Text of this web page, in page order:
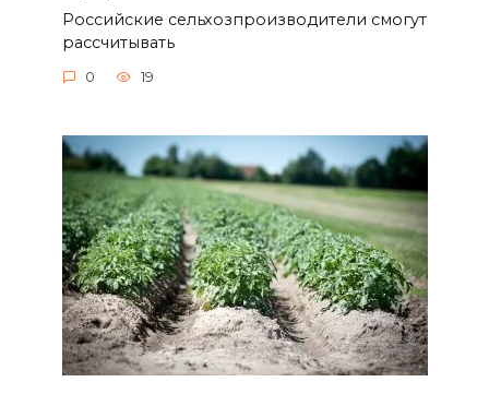
Российские сельхозпроизводители смогут
рассчитывать
0 19